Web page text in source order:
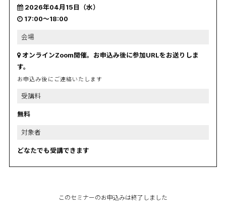
2026年04月15日（水）
17:00〜18:00
会場
オンラインZoom開催。お申込み後に参加URLをお送りしま
す。
お申込み後にご連絡いたします
受講料
無料
対象者
どなたでも受講できます
このセミナーのお申込みは終了しました